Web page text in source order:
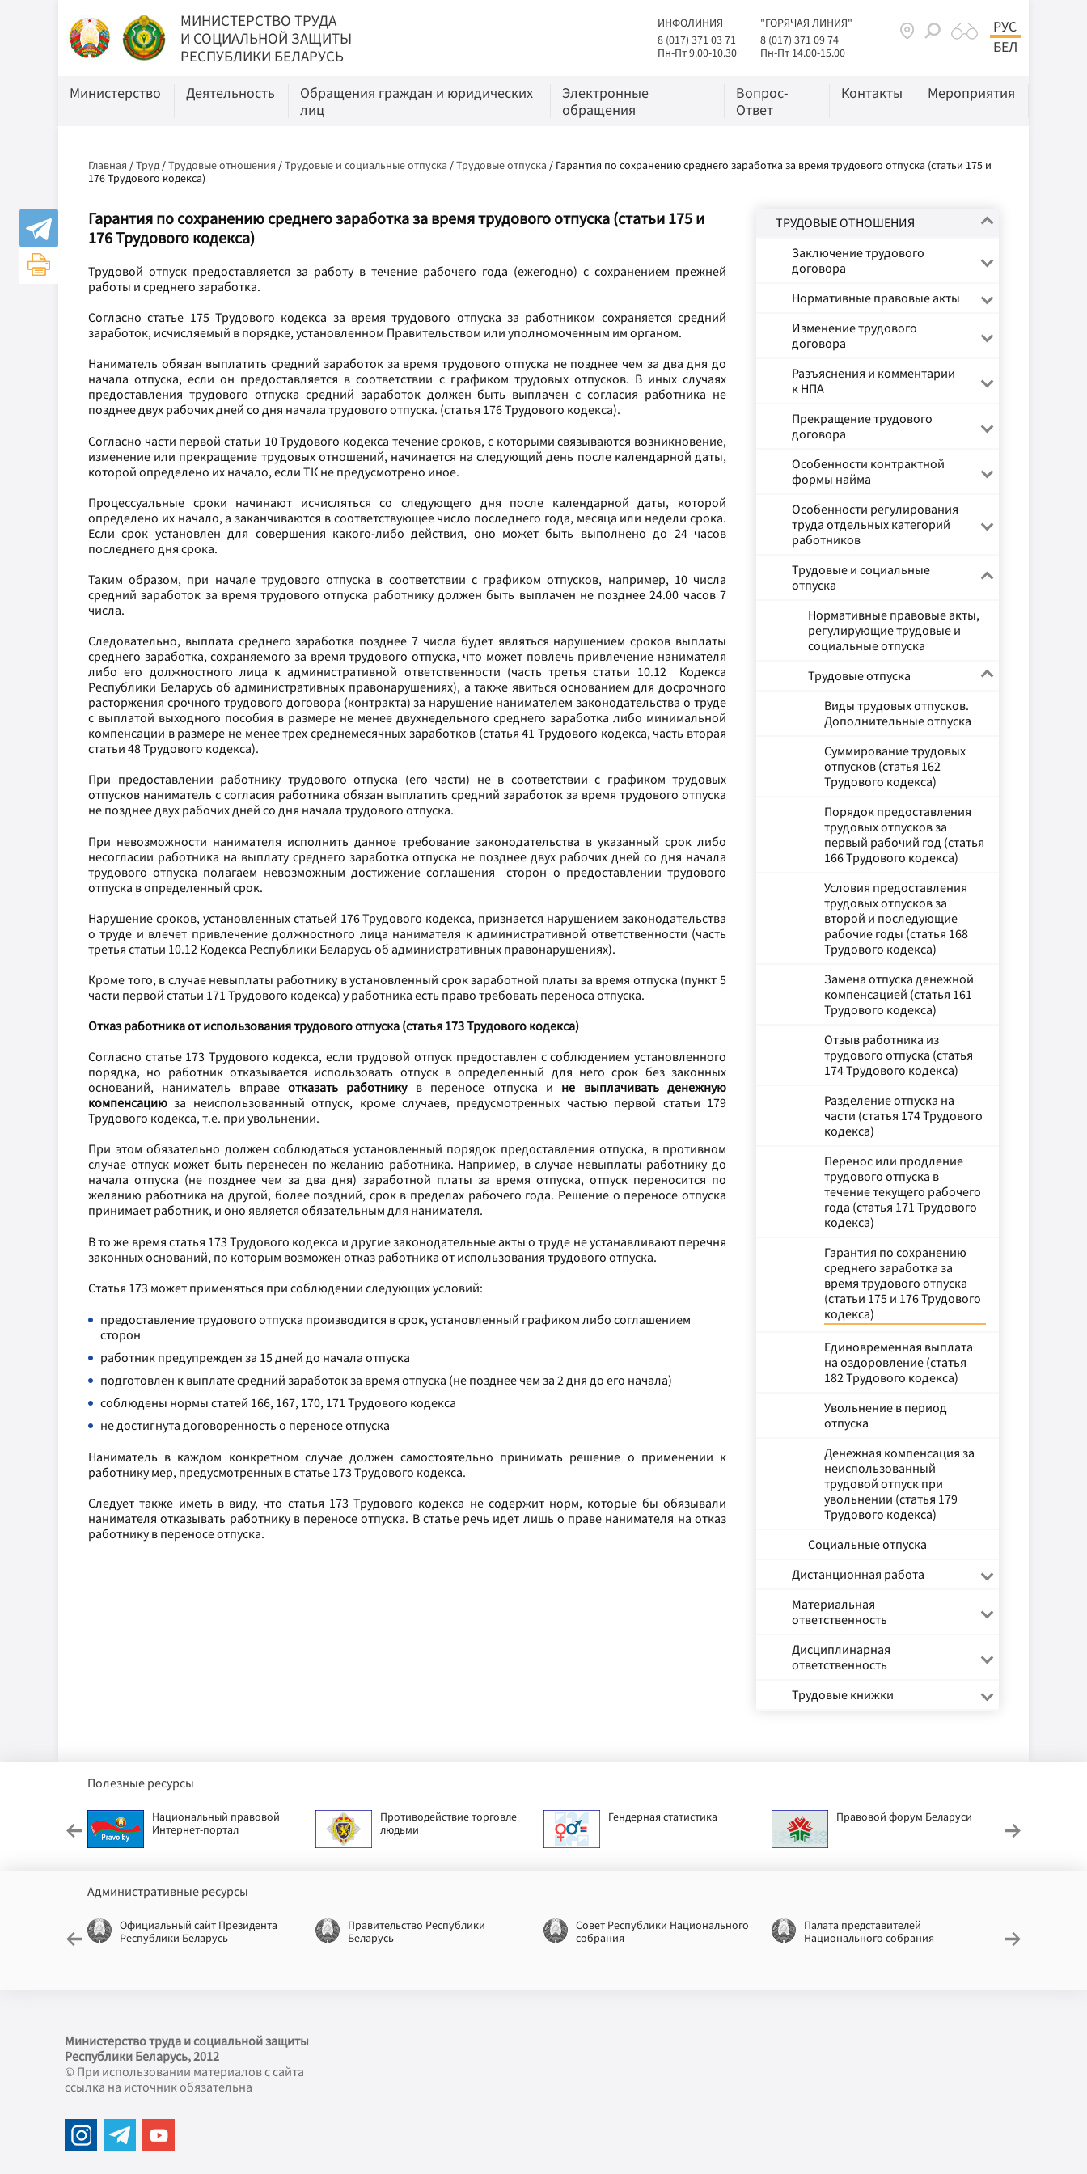
МИНИСТЕРСТВО ТРУДА
И СОЦИАЛЬНОЙ ЗАЩИТЫ
РЕСПУБЛИКИ БЕЛАРУСЬ
ИНФОЛИНИЯ
8 (017) 371 03 71
Пн-Пт 9.00-10.30
"ГОРЯЧАЯ ЛИНИЯ"
8 (017) 371 09 74
Пн-Пт 14.00-15.00
РУС
БЕЛ
Министерство Деятельность
Обращения граждан и юридических
лиц
Электронные
обращения
Вопрос-
Ответ
Контакты Мероприятия
Главная /Труд/Трудовые отношения /Трудовые и социальные отпуска /Трудовые отпуска / Гарантия по сохранению среднего заработка за время трудового отпуска (статьи 175 и
176 Трудового кодекса)
Гарантия по сохранению среднего заработка за время трудового отпуска (статьи 175 и
176 Трудового кодекса)
Трудовой отпуск предоставляется за работу в течение рабочего года (ежегодно) с сохранением прежней
работы и среднего заработка.
Согласно статье 175 Трудового кодекса за время трудового отпуска за работником сохраняется средний
заработок, исчисляемый в порядке, установленном Правительством или уполномоченным им органом.
Наниматель обязан выплатить средний заработок за время трудового отпуска не позднее чем за два дня до
начала отпуска, если он предоставляется в соответствии с графиком трудовых отпусков. В иных случаях
предоставления трудового отпуска средний заработок должен быть выплачен с согласия работника не
позднее двух рабочих дней со дня начала трудового отпуска. (статья 176 Трудового кодекса).
Согласно части первой статьи 10 Трудового кодекса течение сроков, с которыми связываются возникновение,
изменение или прекращение трудовых отношений, начинается на следующий день после календарной даты,
которой определено их начало, если ТК не предусмотрено иное.
Процессуальные сроки начинают исчисляться со следующего дня после календарной даты, которой
определено их начало, а заканчиваются в соответствующее число последнего года, месяца или недели срока.
Если срок установлен для совершения какого-либо действия, оно может быть выполнено до 24 часов
последнего дня срока.
Таким образом, при начале трудового отпуска в соответствии с графиком отпусков, например, 10 числа
средний заработок за время трудового отпуска работнику должен быть выплачен не позднее 24.00 часов 7
числа.
Следовательно, выплата среднего заработка позднее 7 числа будет являться нарушением сроков выплаты
среднего заработка, сохраняемого за время трудового отпуска, что может повлечь привлечение нанимателя
либо его должностного лица к административной ответственности (часть третья статьи 10.12 Кодекса
Республики Беларусь об административных правонарушениях), а также явиться основанием для досрочного
расторжения срочного трудового договора (контракта) за нарушение нанимателем законодательства о труде
с выплатой выходного пособия в размере не менее двухнедельного среднего заработка либо минимальной
компенсации в размере не менее трех среднемесячных заработков (статья 41 Трудового кодекса, часть вторая
статьи 48 Трудового кодекса).
При предоставлении работнику трудового отпуска (его части) не в соответствии с графиком трудовых
отпусков наниматель с согласия работника обязан выплатить средний заработок за время трудового отпуска
не позднее двух рабочих дней со дня начала трудового отпуска.
При невозможности нанимателя исполнить данное требование законодательства в указанный срок либо
несогласии работника на выплату среднего заработка отпуска не позднее двух рабочих дней со дня начала
трудового отпуска полагаем невозможным достижение соглашения сторон о предоставлении трудового
отпуска в определенный срок.
Нарушение сроков, установленных статьей 176 Трудового кодекса, признается нарушением законодательства
о труде и влечет привлечение должностного лица нанимателя к административной ответственности (часть
третья статьи 10.12 Кодекса Республики Беларусь об административных правонарушениях).
Кроме того, в случае невыплаты работнику в установленный срок заработной платы за время отпуска (пункт 5
части первой статьи 171 Трудового кодекса) у работника есть право требовать переноса отпуска.
Отказ работника от использования трудового отпуска (статья 173 Трудового кодекса)
Согласно статье 173 Трудового кодекса, если трудовой отпуск предоставлен с соблюдением установленного
порядка, но работник отказывается использовать отпуск в определенный для него срок без законных
оснований, наниматель вправеотказать работникув переносе отпуска и не выплачивать денежную
компенсацию за неиспользованный отпуск, кроме случаев, предусмотренных частью первой статьи 179
Трудового кодекса, т.е. при увольнении.
При этом обязательно должен соблюдаться установленный порядок предоставления отпуска, в противном
случае отпуск может быть перенесен по желанию работника. Например, в случае невыплаты работнику до
начала отпуска (не позднее чем за два дня) заработной платы за время отпуска, отпуск переносится по
желанию работника на другой, более поздний, срок в пределах рабочего года. Решение о переносе отпуска
принимает работник, и оно является обязательным для нанимателя.
В то же время статья 173 Трудового кодекса и другие законодательные акты о труде не устанавливают перечня
законных оснований, по которым возможен отказ работника от использования трудового отпуска.
Статья 173 может применяться при соблюдении следующих условий:
предоставление трудового отпуска производится в срок, установленный графиком либо соглашением
сторон
работник предупрежден за 15 дней до начала отпуска
подготовлен к выплате средний заработок за время отпуска (не позднее чем за 2 дня до его начала)
соблюдены нормы статей 166, 167, 170, 171 Трудового кодекса
не достигнута договоренность о переносе отпуска
Наниматель в каждом конкретном случае должен самостоятельно принимать решение о применении к
работнику мер, предусмотренных в статье 173 Трудового кодекса.
Следует также иметь в виду, что статья 173 Трудового кодекса не содержит норм, которые бы обязывали
нанимателя отказывать работнику в переносе отпуска. В статье речь идет лишь о праве нанимателя на отказ
работнику в переносе отпуска.
ТРУДОВЫЕ ОТНОШЕНИЯ
Заключение трудового
договора
Нормативные правовые акты
Изменение трудового
договора
Разъяснения и комментарии
к НПА
Прекращение трудового
договора
Особенности контрактной
формы найма
Особенности регулирования
труда отдельных категорий
работников
Трудовые и социальные
отпуска
Нормативные правовые акты,
регулирующие трудовые и
социальные отпуска
Трудовые отпуска
Виды трудовых отпусков.
Дополнительные отпуска
Суммирование трудовых
отпусков (статья 162
Трудового кодекса)
Порядок предоставления
трудовых отпусков за
первый рабочий год (статья
166 Трудового кодекса)
Условия предоставления
трудовых отпусков за
второй и последующие
рабочие годы (статья 168
Трудового кодекса)
Замена отпуска денежной
компенсацией (статья 161
Трудового кодекса)
Отзыв работника из
трудового отпуска (статья
174 Трудового кодекса)
Разделение отпуска на
части (статья 174 Трудового
кодекса)
Перенос или продление
трудового отпуска в
течение текущего рабочего
года (статья 171 Трудового
кодекса)
Гарантия по сохранению
среднего заработка за
время трудового отпуска
(статьи 175 и 176 Трудового
кодекса)
Единовременная выплата
на оздоровление (статья
182 Трудового кодекса)
Увольнение в период
отпуска
Денежная компенсация за
неиспользованный
трудовой отпуск при
увольнении (статья 179
Трудового кодекса)
Социальные отпуска
Дистанционная работа
Материальная
ответственность
Дисциплинарная
ответственность
Трудовые книжки
Полезные ресурсы
Национальный правовой
Интернет-портал
Противодействие торговле
людьми
Гендерная статистика Правовой форум Беларуси
Административные ресурсы
Официальный сайт Президента
Республики Беларусь
Правительство Республики
Беларусь
Совет Республики Национального
собрания
Палата представителей
Национального собрания
Министерство труда и социальной защиты
Республики Беларусь, 2012
© При использовании материалов с сайта
ссылка на источник обязательна